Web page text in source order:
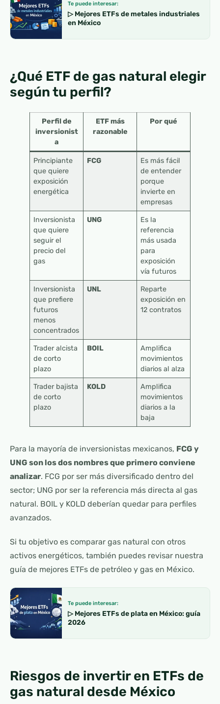
Te puede interesar:
▷ Mejores ETFs de metales industriales
en México
¿Qué ETF de gas natural elegir
según tu perfil?
Perfil de
inversionist
a
ETF más
razonable
Por qué
Principiante
que quiere
exposición
energética
FCG
Es más fácil
de entender
porque
invierte en
empresas
Inversionista
que quiere
seguir el
precio del
gas
UNG
Es la
referencia
más usada
para
exposición
vía futuros
Inversionista
que prefiere
futuros
menos
concentrados
UNL
Reparte
exposición en
12 contratos
Trader alcista
de corto
plazo
BOIL
Amplifica
movimientos
diarios al alza
Trader bajista
de corto
plazo
KOLD
Amplifica
movimientos
diarios a la
baja
Para la mayoría de inversionistas mexicanos, FCG y
UNG son los dos nombres que primero conviene
analizar. FCG por ser más diversificado dentro del
sector; UNG por ser la referencia más directa al gas
natural. BOIL y KOLD deberían quedar para perfiles
avanzados.
Si tu objetivo es comparar gas natural con otros
activos energéticos, también puedes revisar nuestra
guía de mejores ETFs de petróleo y gas en México.
Te puede interesar:
▷ Mejores ETFs de plata en México: guía
2026
Riesgos de invertir en ETFs de
gas natural desde México